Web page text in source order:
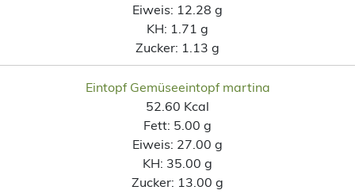
Eiweis: 12.28 g
KH: 1.71 g
Zucker: 1.13 g
Eintopf Gemüseeintopf martina
52.60 Kcal
Fett: 5.00 g
Eiweis: 27.00 g
KH: 35.00 g
Zucker: 13.00 g